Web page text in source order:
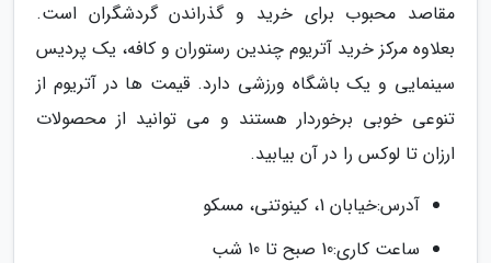
مقاصد محبوب برای خرید و گذراندن گردشگران است.
بعلاوه مرکز خرید آتریوم چندین رستوران و کافه، یک پردیس
سینمایی و یک باشگاه ورزشی دارد. قیمت ها در آتریوم از
تنوعی خوبی برخوردار هستند و می توانید از محصولات
ارزان تا لوکس را در آن بیابید.
آدرس:خیابان 1، کینوتنی، مسکو
ساعت کاری:10 صبح تا 10 شب